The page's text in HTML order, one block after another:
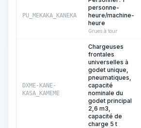
PU_MEKAKA_KANEKA
personne-
heure/machine-
heure
Grues à tour
DXME-KANE-
KASA_KAMEME
Chargeuses
frontales
universelles à
godet unique,
pneumatiques,
capacité
nominale du
godet principal
2,6 m3,
capacité de
charge 5 t